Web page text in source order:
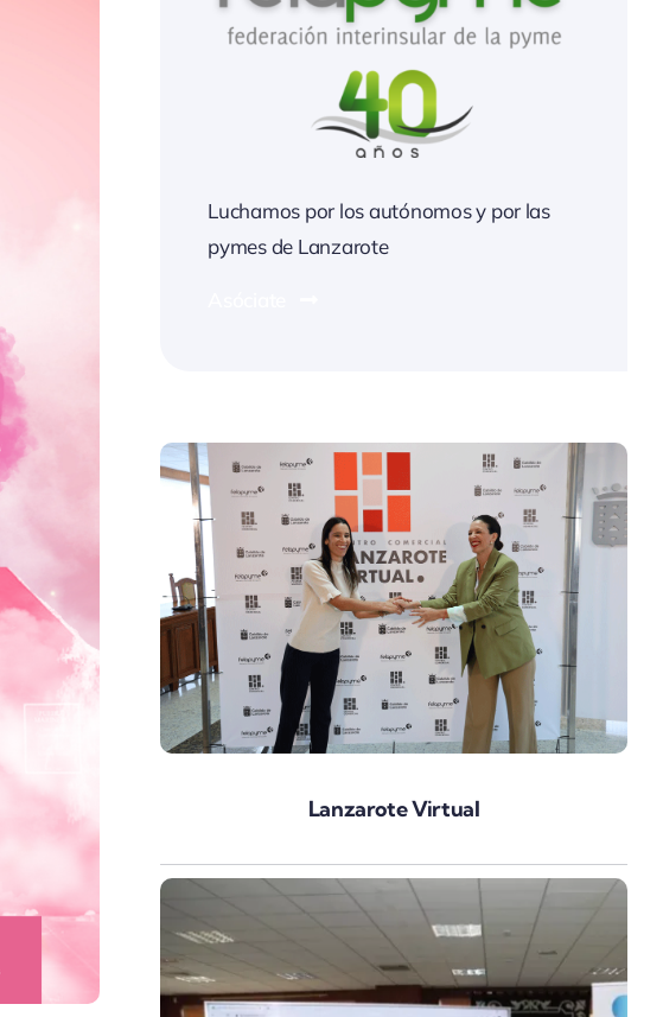
Luchamos por los autónomos y por las
pymes de Lanzarote
Lanzarote Virtual